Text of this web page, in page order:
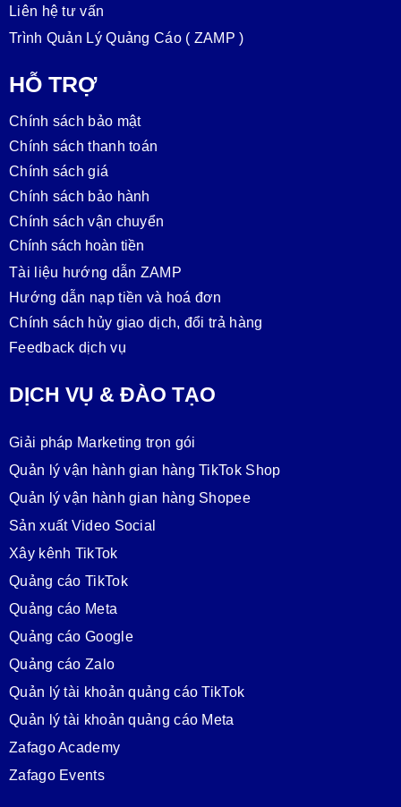
Liên hệ tư vấn
Trình Quản Lý Quảng Cáo ( ZAMP )
HỖ TRỢ
Chính sách bảo mật
Chính sách thanh toán
Chính sách giá
Chính sách bảo hành
Chính sách vận chuyển
Chính sách hoàn tiền
Tài liệu hướng dẫn ZAMP
Hướng dẫn nạp tiền và hoá đơn
Chính sách hủy giao dịch, đổi trả hàng
Feedback dịch vụ
DỊCH VỤ & ĐÀO TẠO
Giải pháp Marketing trọn gói
Quản lý vận hành gian hàng TikTok Shop
Quản lý vận hành gian hàng Shopee
Sản xuất Video Social
Xây kênh TikTok
Quảng cáo TikTok
Quảng cáo Meta
Quảng cáo Google
Quảng cáo Zalo
Quản lý tài khoản quảng cáo TikTok
Quản lý tài khoản quảng cáo Meta
Zafago Academy
Zafago Events